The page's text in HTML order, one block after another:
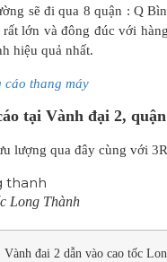
sẽ đi qua 8 quận : Q
lớn và đông đúc với
hiệu quả nhất.
cáo thang máy
tại Vành đại 2,
lượng qua đây cùng với
Long Thành
Vành đai 2 dẫn vào cao tốc